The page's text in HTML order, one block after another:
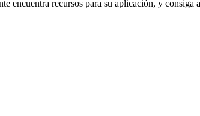
encuentra recursos para su aplicación, y consiga